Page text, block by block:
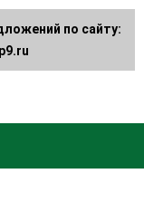
по сайту: